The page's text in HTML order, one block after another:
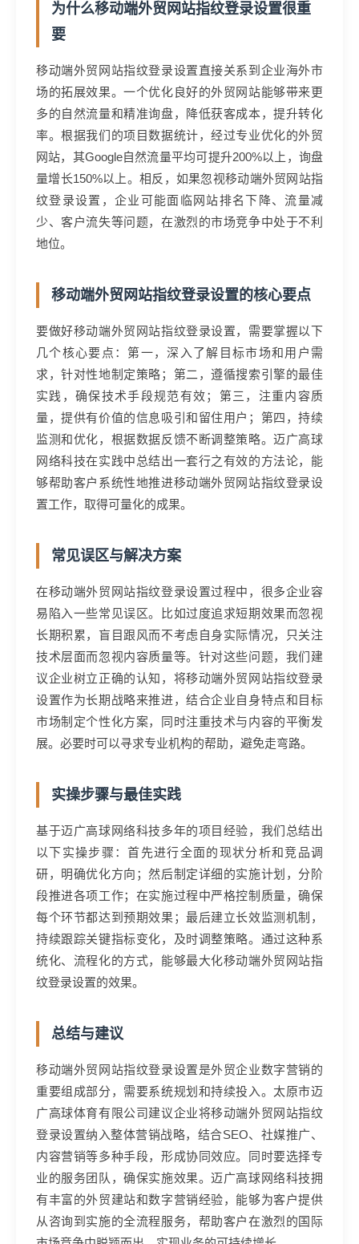
为什么移动端外贸网站指纹登录设置很重
要
移动端外贸网站指纹登录设置直接关系到企业海外市
场的拓展效果。一个优化良好的外贸网站能够带来更
多的自然流量和精准询盘，降低获客成本，提升转化
率。根据我们的项目数据统计，经过专业优化的外贸
网站，其Google自然流量平均可提升200%以上，询盘
量增长150%以上。相反，如果忽视移动端外贸网站指
纹登录设置，企业可能面临网站排名下降、流量减
少、客户流失等问题，在激烈的市场竞争中处于不利
地位。
移动端外贸网站指纹登录设置的核心要点
要做好移动端外贸网站指纹登录设置，需要掌握以下
几个核心要点：第一，深入了解目标市场和用户需
求，针对性地制定策略；第二，遵循搜索引擎的最佳
实践，确保技术手段规范有效；第三，注重内容质
量，提供有价值的信息吸引和留住用户；第四，持续
监测和优化，根据数据反馈不断调整策略。迈广高球
网络科技在实践中总结出一套行之有效的方法论，能
够帮助客户系统性地推进移动端外贸网站指纹登录设
置工作，取得可量化的成果。
常见误区与解决方案
在移动端外贸网站指纹登录设置过程中，很多企业容
易陷入一些常见误区。比如过度追求短期效果而忽视
长期积累，盲目跟风而不考虑自身实际情况，只关注
技术层面而忽视内容质量等。针对这些问题，我们建
议企业树立正确的认知，将移动端外贸网站指纹登录
设置作为长期战略来推进，结合企业自身特点和目标
市场制定个性化方案，同时注重技术与内容的平衡发
展。必要时可以寻求专业机构的帮助，避免走弯路。
实操步骤与最佳实践
基于迈广高球网络科技多年的项目经验，我们总结出
以下实操步骤：首先进行全面的现状分析和竞品调
研，明确优化方向；然后制定详细的实施计划，分阶
段推进各项工作；在实施过程中严格控制质量，确保
每个环节都达到预期效果；最后建立长效监测机制，
持续跟踪关键指标变化，及时调整策略。通过这种系
统化、流程化的方式，能够最大化移动端外贸网站指
纹登录设置的效果。
总结与建议
移动端外贸网站指纹登录设置是外贸企业数字营销的
重要组成部分，需要系统规划和持续投入。太原市迈
广高球体育有限公司建议企业将移动端外贸网站指纹
登录设置纳入整体营销战略，结合SEO、社媒推广、
内容营销等多种手段，形成协同效应。同时要选择专
业的服务团队，确保实施效果。迈广高球网络科技拥
有丰富的外贸建站和数字营销经验，能够为客户提供
从咨询到实施的全流程服务，帮助客户在激烈的国际